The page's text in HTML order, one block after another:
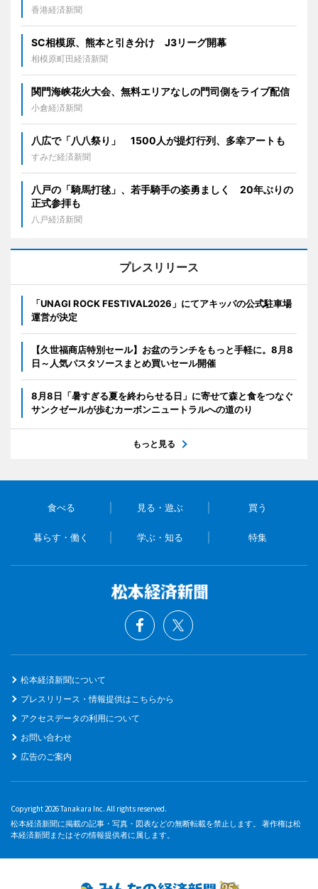
香港経済新聞
SC相模原、熊本と引き分け J3リーグ開幕
相模原町田経済新聞
関門海峡花火大会、無料エリアなしの門司側をライブ配信
小倉経済新聞
八広で「八八祭り」 1500人が提灯行列、多幸アートも
すみだ経済新聞
八戸の「騎馬打毬」、若手騎手の姿勇ましく 20年ぶりの
正式参拝も
八戸経済新聞
プレスリリース
「UNAGI ROCK FESTIVAL2026」にてアキッパの公式駐車場
運営が決定
【久世福商店特別セール】お盆のランチをもっと手軽に。8月8
日～人気パスタソースまとめ買いセール開催
8月8日「暑すぎる夏を終わらせる日」に寄せて森と食をつなぐ
サンクゼールが歩むカーボンニュートラルへの道のり
もっと見る
食べる 見る・遊ぶ 買う
暮らす・働く 学ぶ・知る 特集
松本経済新聞について
プレスリリース・情報提供はこちらから
アクセスデータの利用について
お問い合わせ
広告のご案内
Copyright 2026 Tanakara Inc. All rights reserved.
松本経済新聞に掲載の記事・写真・図表などの無断転載を禁止します。 著作権は松
本経済新聞またはその情報提供者に属します。